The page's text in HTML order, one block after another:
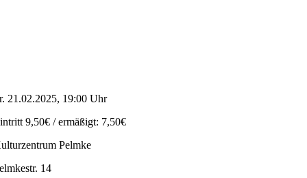
21.02.2025, 19:00 Uhr
9,50€ / ermäßigt: 7,50€
Pelmke
14